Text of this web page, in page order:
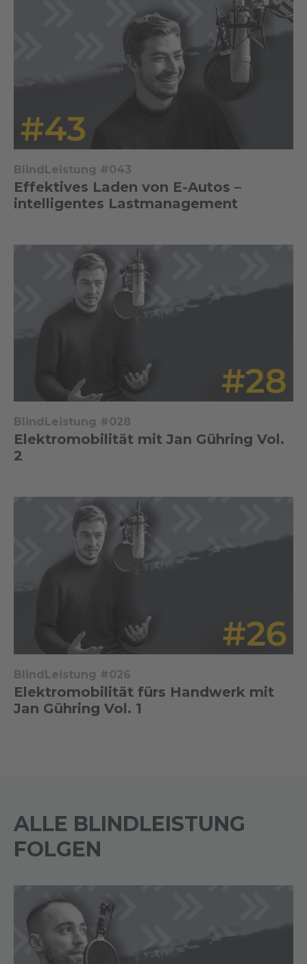
BlindLeistung #043
Effektives Laden von E-Autos –
intelligentes Lastmanagement
BlindLeistung #028
Elektromobilität mit Jan Gühring Vol.
2
BlindLeistung #026
Elektromobilität fürs Handwerk mit
Jan Gühring Vol. 1
ALLE BLINDLEISTUNG
FOLGEN